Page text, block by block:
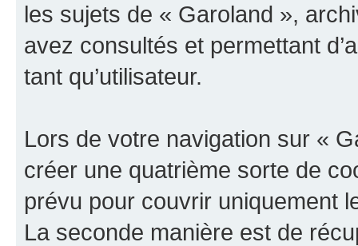
les sujets de « Garoland »,
avez consultés et permettant
tant qu’utilisateur.
Lors de votre navigation sur «
créer une quatrième sorte de
prévu pour couvrir uniquement
La seconde manière est de